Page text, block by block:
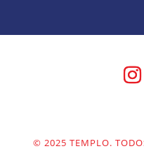
© 2025 TEMPLO.